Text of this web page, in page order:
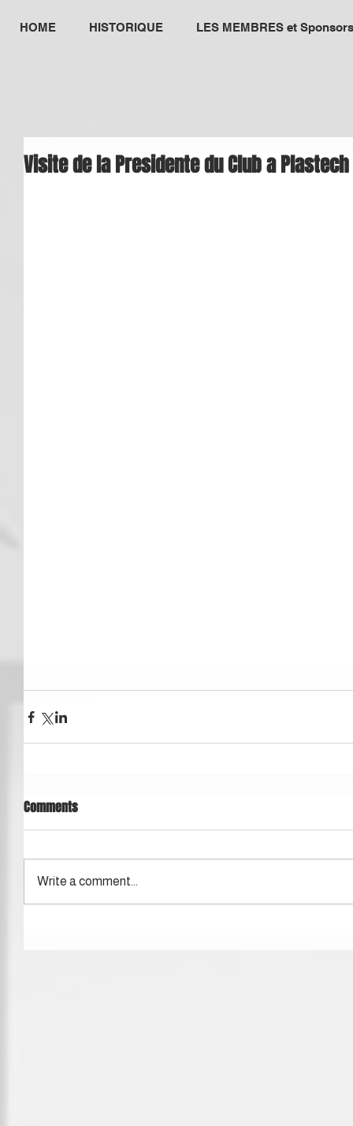
HOME HISTORIQUE LES MEMBRES et Sponsors
Visite de la Presidente du Club a Plastech
Comments
Write a comment...